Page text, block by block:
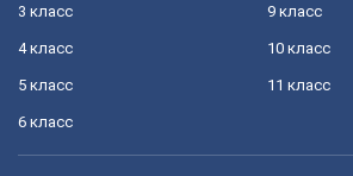
3 класс
4 класс
5 класс
6 класс
9 класс
10 класс
11 класс